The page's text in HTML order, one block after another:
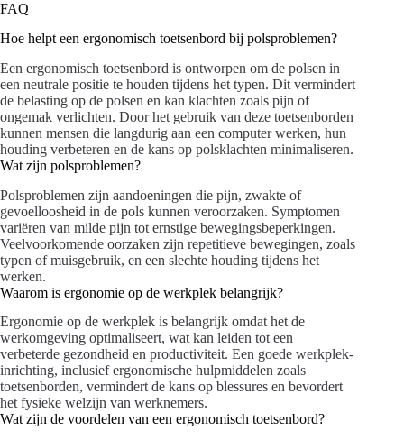
FAQ
Hoe helpt een ergonomisch toetsenbord bij polsproblemen?
Een ergonomisch toetsenbord is ontworpen om de polsen in
een neutrale positie te houden tijdens het typen. Dit vermindert
de belasting op de polsen en kan klachten zoals pijn of
ongemak verlichten. Door het gebruik van deze toetsenborden
kunnen mensen die langdurig aan een computer werken, hun
houding verbeteren en de kans op polsklachten minimaliseren.
Wat zijn polsproblemen?
Polsproblemen zijn aandoeningen die pijn, zwakte of
gevoelloosheid in de pols kunnen veroorzaken. Symptomen
variëren van milde pijn tot ernstige bewegingsbeperkingen.
Veelvoorkomende oorzaken zijn repetitieve bewegingen, zoals
typen of muisgebruik, en een slechte houding tijdens het
werken.
Waarom is ergonomie op de werkplek belangrijk?
Ergonomie op de werkplek is belangrijk omdat het de
werkomgeving optimaliseert, wat kan leiden tot een
verbeterde gezondheid en productiviteit. Een goede werkplek-
inrichting, inclusief ergonomische hulpmiddelen zoals
toetsenborden, vermindert de kans op blessures en bevordert
het fysieke welzijn van werknemers.
Wat zijn de voordelen van een ergonomisch toetsenbord?